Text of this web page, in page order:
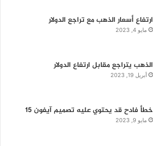
ارتفاع أسعار الذهب مع تراجع الدولار
مايو 4, 2023
الذهب يتراجع مقابل ارتفاع الدولار
أبريل 19, 2023
خطأ فادح قد يحتوي عليه تصميم آيفون 15
مايو 9, 2023